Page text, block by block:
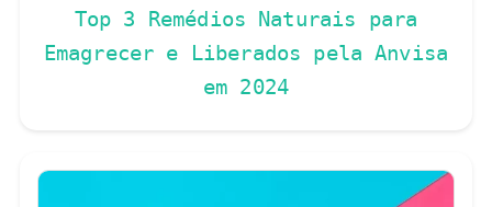
Top 3 Remédios Naturais para
Emagrecer e Liberados pela Anvisa
em 2024